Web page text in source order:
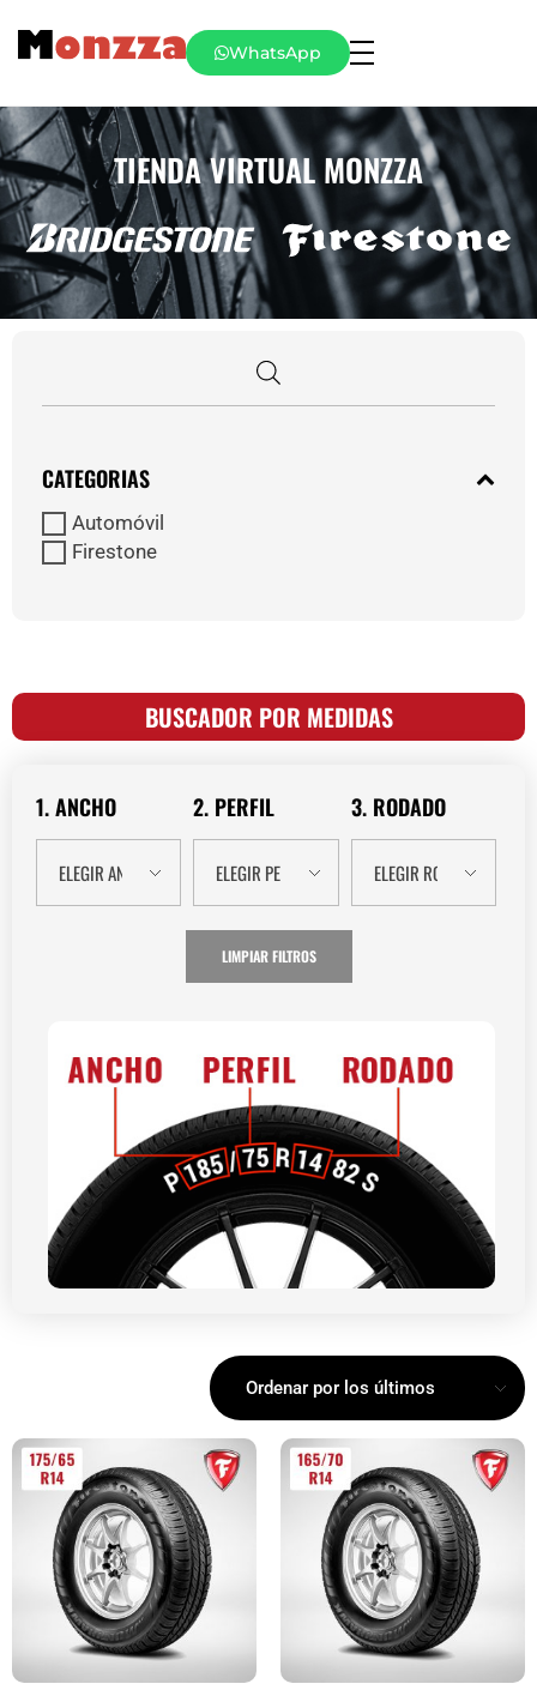
WhatsApp
TIENDA VIRTUAL MONZZA
CATEGORIAS
Automóvil
Firestone
BUSCADOR POR MEDIDAS
1. ANCHO 2. PERFIL 3. RODADO
LIMPIAR FILTROS